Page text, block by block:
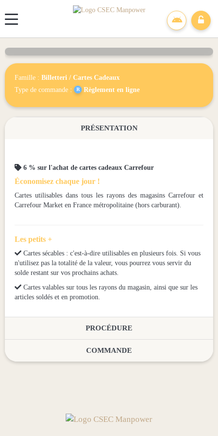
Famille : Billetteri / Cartes Cadeaux
Type de commande :
Règlement en ligne
PRÉSENTATION
 6 % sur l'achat de cartes cadeaux Carrefour
Économisez chaque jour !
Cartes utilisables dans tous les rayons des magasins Carrefour et
Carrefour Market en France métropolitaine (hors carburant).
Les petits +
 Cartes sécables : c'est-à-dire utilisables en plusieurs fois. Si vous
n'utilisez pas la totalité de la valeur, vous pourrez vous servir du
solde restant sur vos prochains achats.
 Cartes valables sur tous les rayons du magasin, ainsi que sur les
articles soldés et en promotion.
PROCÉDURE
COMMANDE
Panneau de gestion des cookies